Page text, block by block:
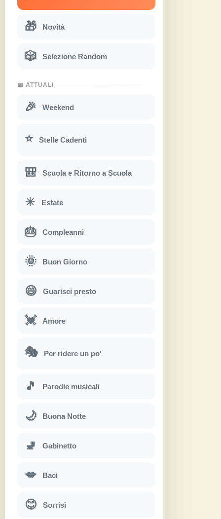
🎁 Novità
🎲 Selezione Random
📅 ATTUALI
🎉 Weekend
⭐ Stelle Cadenti
🎒 Scuola e Ritorno a Scuola
☀ Estate
🎂 Compleanni
🌞 Buon Giorno
😄 Guarisci presto
💓 Amore
🎭 Per ridere un po'
🎵 Parodie musicali
🌙 Buona Notte
🚽 Gabinetto
💋 Baci
😊 Sorrisi